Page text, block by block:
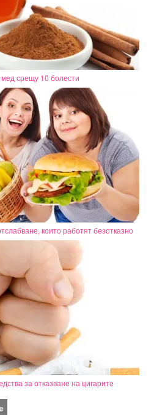
срещу 10 болести
които работят безотказно
за отказване на цигарите